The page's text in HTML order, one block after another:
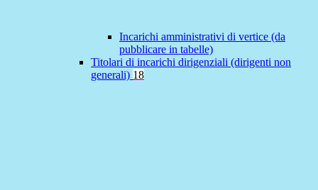
Incarichi amministrativi di vertice (da
pubblicare in tabelle)
Titolari di incarichi dirigenziali (dirigenti non
generali) 18